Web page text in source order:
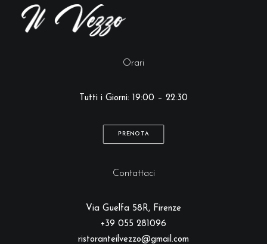
Orari
Tutti i Giorni: 19:00 – 22:30
PRENOTA
Contattaci
Via Guelfa 58R, Firenze
+39 055 281096
ristoranteilvezzo@gmail.com